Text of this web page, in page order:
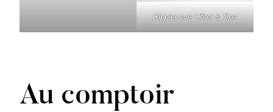
Ripplecove Hôtel & Spa
Au comptoir